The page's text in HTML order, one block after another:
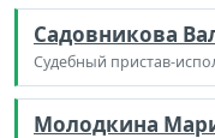
Садовникова
Судебный пристав-
Молодкина